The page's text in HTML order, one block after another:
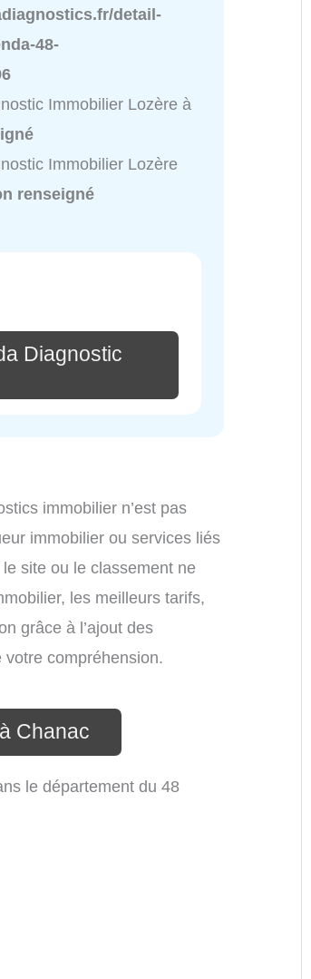
detail-
48-
Immobilier Lozère à
Immobilier Lozère
renseigné
Diagnostic
immobilier n’est pas
immobilier ou services liés
site ou le classement ne
les meilleurs tarifs,
grâce à l’ajout des
compréhension.
Chanac
le département du 48